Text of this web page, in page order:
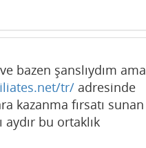
bazen şanslıydım ama
tr/ adresinde
kazanma fırsatı sunan
bu ortaklık